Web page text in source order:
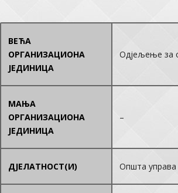
ВЕЋА
ОРГАНИЗАЦИОНА
ЈЕДИНИЦА
Одјељење за
МАЊА
ОРГАНИЗАЦИОНА
ЈЕДИНИЦА
–
ДЈЕЛАТНОСТ(И) Општа управа